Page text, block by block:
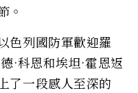
。
色列國防軍歡迎羅
·科恩和埃坦·霍恩返
了一段感人至深的